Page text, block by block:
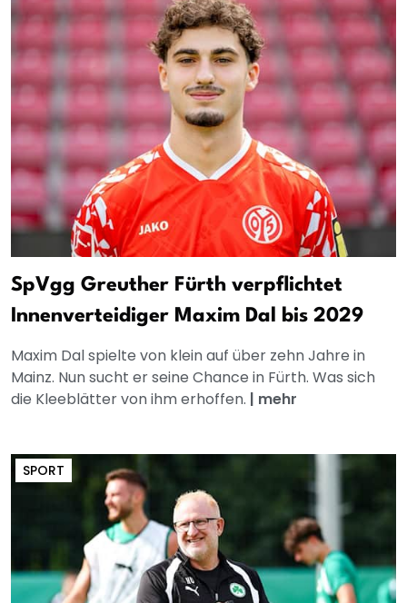
SpVgg Greuther Fürth verpflichtet
Innenverteidiger Maxim Dal bis 2029
Maxim Dal spielte von klein auf über zehn Jahre in
Mainz. Nun sucht er seine Chance in Fürth. Was sich
die Kleeblätter von ihm erhoffen. | mehr
SPORT